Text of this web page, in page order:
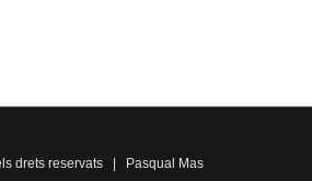
drets reservats | Pasqual Mas